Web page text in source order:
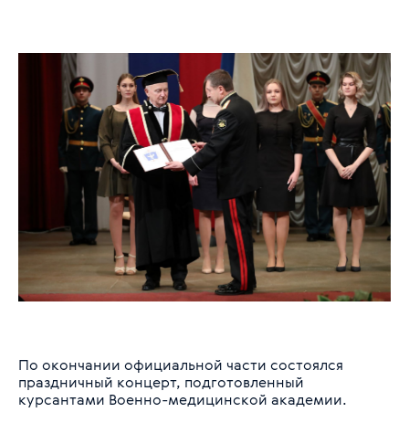
По окончании официальной части состоялся
праздничный концерт, подготовленный
курсантами Военно-медицинской академии.